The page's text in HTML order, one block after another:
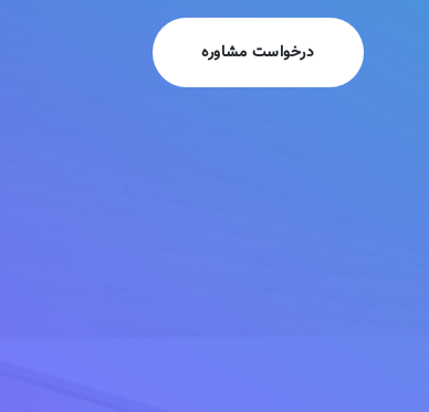
درخواست مشاوره